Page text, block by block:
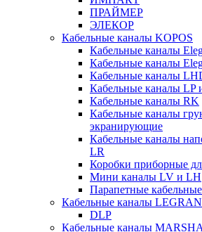
ПРАЙМЕР
ЭЛЕКОР
Кабельные каналы KOPOS
Кабельные каналы
Кабельные каналы
Кабельные каналы
Кабельные каналы LP
Кабельные каналы RK
Кабельные каналы
экранирующие
Кабельные каналы
LR
Коробки приборные
Мини каналы LV и LH
Парапетные
Кабельные каналы
DLP
Кабельные каналы